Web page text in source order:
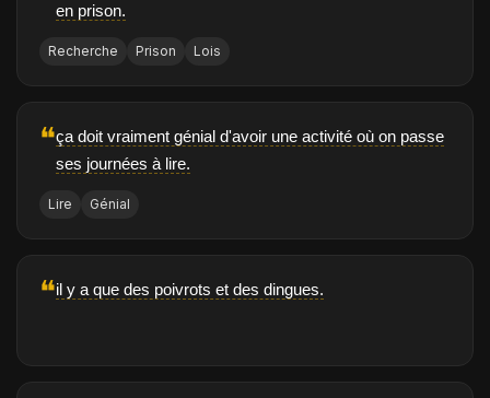
en prison.
Recherche Prison Lois
❝ça doit vraiment génial d'avoir une activité où on passe
ses journées à lire.
Lire Génial
❝il y a que des poivrots et des dingues.